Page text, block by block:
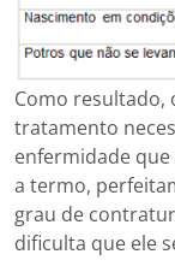
Como resultado,
tratamento
enfermidade
a termo,
grau de
dificulta que ele